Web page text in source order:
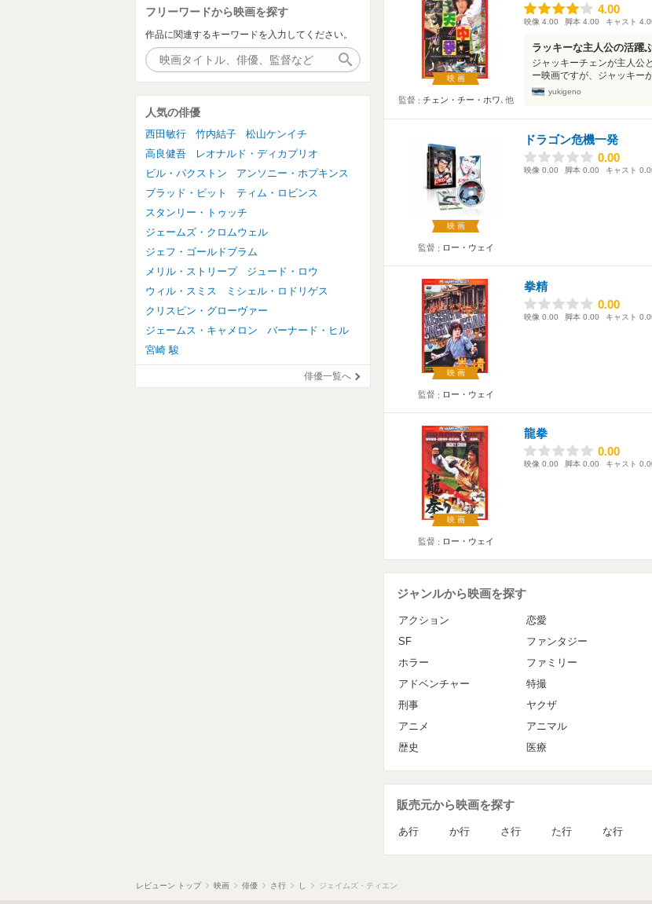
映画
監督 チェン・チー・ホワ､他
4.00
4.00
映像 4.00 脚本 4.00 キャスト
ラッキーな主人公の活躍
ジャッキーチェンが主人公
ー映画ですが、ジャッキー
yukigeno
映画
監督 ロー・ウェイ
ドラゴン危機一発
0.00
0.00
映像 0.00 脚本 0.00 キャスト
映画
監督 ロー・ウェイ
拳精
0.00
0.00
映像 0.00 脚本 0.00 キャスト
映画
監督 ロー・ウェイ
龍拳
0.00
0.00
映像 0.00 脚本 0.00 キャスト
ジャンルから映画を探す
アクション 恋愛
SF
ファンタジー
ホラー
ファミリー
アドベンチャー
特撮
刑事
ヤクザ
アニメ
アニマル
歴史
医療
販売元から映画を探す
あ行 か行 さ行 た行 な行
フリーワードから映画を探す
作品に関連するキーワードを入力してください。
人気の俳優
西田敏行 竹内結子
松山ケンイチ
高良健吾
レオナルド・ディカプリオ
ビル・パクストン
アンソニー・ホプキンス
ブラッド・ピット
ティム・ロビンス
スタンリー・トゥッチ
ジェームズ・クロムウェル
ジェフ・ゴールドブラム
メリル・ストリープ
ジュード・ロウ
ウィル・スミス
ミシェル・ロドリゲス
クリスピン・グローヴァー
ジェームス・キャメロン
バーナード・ヒル
宮崎 駿
俳優一覧へ
レビューン トップ 映画 俳優 さ行 し ジェイムズ・ティエン